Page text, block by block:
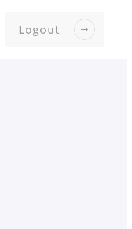
Logout